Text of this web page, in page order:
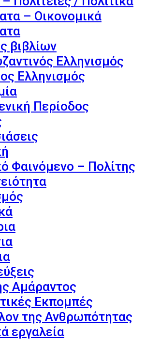
– Οικονομικά
βιβλίων
Ελληνισμός
Ελληνισμός
Περίοδος
Φαινόμενο – Πολίτης
Αμάραντος
Εκπομπές
της Ανθρωπότητας
εργαλεία